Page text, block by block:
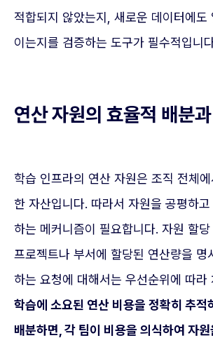
적합되지 않았는지, 새로운 데이터에도
이는지를 검증하는 도구가 필수적입니
연산 자원의 효율적 배분
학습 인프라의 연산 자원은 조직 전체
한 자산입니다. 따라서 자원을 공평하
하는 메커니즘이 필요합니다. 자원 할
프로젝트나 부서에 할당된 연산량을 명
하는 요청에 대해서는 우선순위에 따라
학습에 소요된 연산 비용을 정확히 추적
배분하면, 각 팀이 비용을 의식하여 자